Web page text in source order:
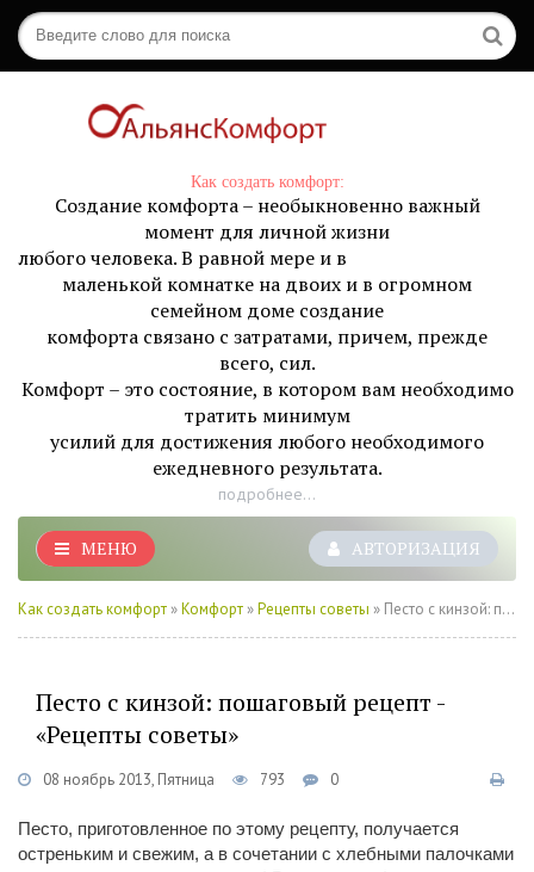
Как создать комфорт:
Создание комфорта – необыкновенно важный
момент для личной жизни
любого человека. В равной мере и в
маленькой комнатке на двоих и в огромном
семейном доме создание
комфорта связано с затратами, причем, прежде
всего, сил.
Комфорт – это состояние, в котором вам необходимо
тратить минимум
усилий для достижения любого необходимого
ежедневного результата.
подробнее...
АВТОРИЗАЦИЯ
МЕНЮ
Как создать комфорт »Комфорт »Рецепты советы » Песто с кинзой: пошаговый рецепт - «Рецепты советы»
Песто с кинзой: пошаговый рецепт -
«Рецепты советы»
08 ноябрь 2013, Пятница 793 0
Песто, приготовленное по этому рецепту, получается
остреньким и свежим, а в сочетании с хлебными палочками